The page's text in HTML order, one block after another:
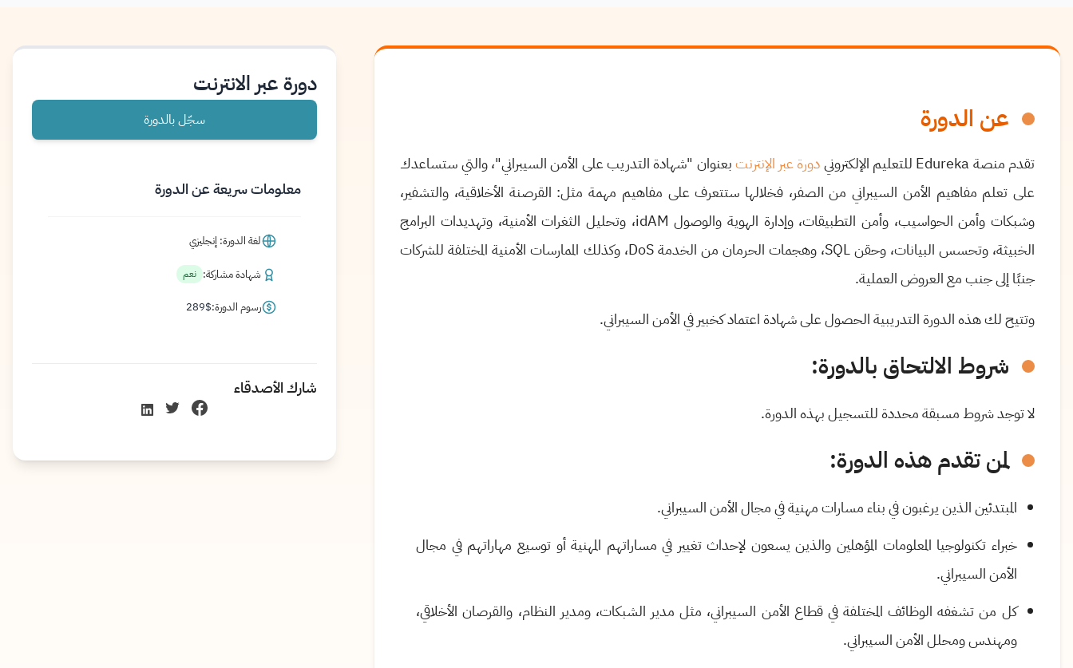
عن الدورة
تقدم منصة Edureka للتعليم الإلكترونيدورة عبر الإنترنتبعنوان "شهادة التدريب على الأمن السيبراني"، والتي ستساعدك
على تعلم مفاهيم الأمن السيبراني من الصفر، فخلالها ستتعرف على مفاهيم مهمة مثل: القرصنة الأخلاقية، والتشفير،
وشبكات وأمن الحواسيب، وأمن التطبيقات، وإدارة الهوية والوصولidAM، وتحليل الثغرات الأمنية، وتهديدات البرامج
الخبيثة، وتحسس البيانات، وحقنSQL، وهجمات الحرمان من الخدمةDoS، وكذلك الممارسات الأمنية المختلفة للشركات
جنبًا إلى جنب مع العروض العملية.
وتتيح لك هذه الدورة التدريبية الحصول على شهادة اعتماد كخبير في الأمن السيبراني.
شروط الالتحاق بالدورة:
لا توجد شروط مسبقة محددة للتسجيل بهذه الدورة.
لمن تقدم هذه الدورة:
المبتدئين الذين يرغبون في بناء مسارات مهنية في مجال الأمن السيبراني.
خبراء تكنولوجيا المعلومات المؤهلين والذين يسعون لإحداث تغيير في مساراتهم المهنية أو توسيع مهاراتهم في مجال
الأمن السيبراني.
كل من تشغفه الوظائف المختلفة في قطاع الأمن السيبراني، مثل مدير الشبكات، ومدير النظام، والقرصان الأخلاقي،
ومهندس ومحلل الأمن السيبراني.
دورة عبر الانترنت
سجّل بالدورة
معلومات سريعة عن الدورة
لغة الدورة: إنجليزي
شهادة مشاركة: نعم
رسوم الدورة: 289$
شارك الأصدقاء